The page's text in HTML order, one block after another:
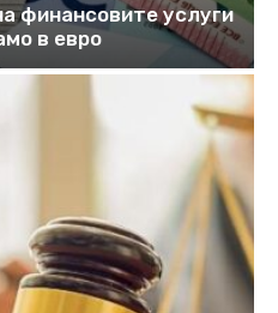
финансовите услуги
в евро